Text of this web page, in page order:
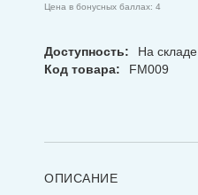
Цена в бонусных баллах: 4
Доступность:
На складе
Код товара:
FM009
ОПИСАНИЕ